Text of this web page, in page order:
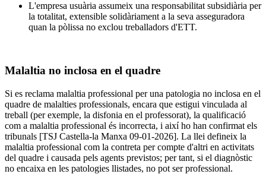
L'empresa usuària assumeix una responsabilitat subsidiària per
la totalitat, extensible solidàriament a la seva asseguradora
quan la pòlissa no exclou treballadors d'ETT.
Malaltia no inclosa en el quadre
Si es reclama malaltia professional per una patologia no inclosa en el
quadre de malalties professionals, encara que estigui vinculada al
treball (per exemple, la disfonia en el professorat), la qualificació
com a malaltia professional és incorrecta, i així ho han confirmat els
tribunals [TSJ Castella-la Manxa 09-01-2026]. La llei defineix la
malaltia professional com la contreta per compte d'altri en activitats
del quadre i causada pels agents previstos; per tant, si el diagnòstic
no encaixa en les patologies llistades, no pot ser professional.